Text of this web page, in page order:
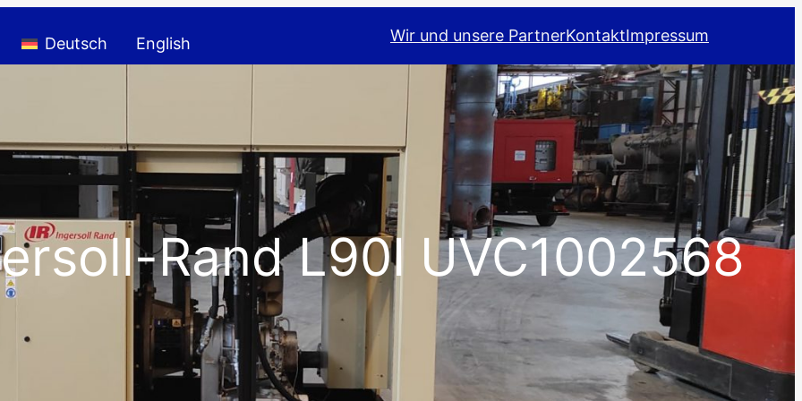
Deutsch English Wir und unsere PartnerKontaktImpressum
Rand L90I UVC1002568